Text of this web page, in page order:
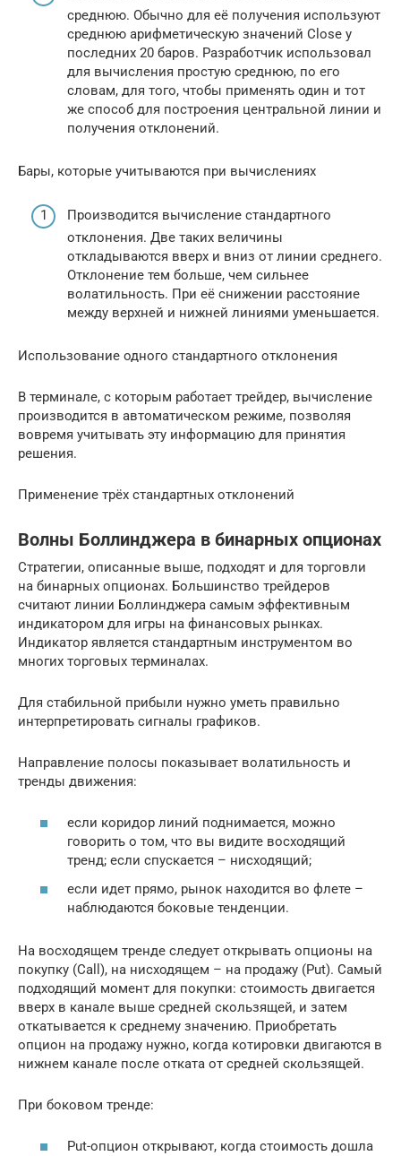
среднюю. Обычно для её получения используют
среднюю арифметическую значений Close у
последних 20 баров. Разработчик использовал
для вычисления простую среднюю, по его
словам, для того, чтобы применять один и тот
же способ для построения центральной линии и
получения отклонений.
Бары, которые учитываются при вычислениях
Производится вычисление стандартного
отклонения. Две таких величины
откладываются вверх и вниз от линии среднего.
Отклонение тем больше, чем сильнее
волатильность. При её снижении расстояние
между верхней и нижней линиями уменьшается.
Использование одного стандартного отклонения
В терминале, с которым работает трейдер, вычисление
производится в автоматическом режиме, позволяя
вовремя учитывать эту информацию для принятия
решения.
Применение трёх стандартных отклонений
Волны Боллинджера в бинарных опционах
Стратегии, описанные выше, подходят и для торговли
на бинарных опционах. Большинство трейдеров
считают линии Боллинджера самым эффективным
индикатором для игры на финансовых рынках.
Индикатор является стандартным инструментом во
многих торговых терминалах.
Для стабильной прибыли нужно уметь правильно
интерпретировать сигналы графиков.
Направление полосы показывает волатильность и
тренды движения:
если коридор линий поднимается, можно
говорить о том, что вы видите восходящий
тренд; если спускается – нисходящий;
если идет прямо, рынок находится во флете –
наблюдаются боковые тенденции.
На восходящем тренде следует открывать опционы на
покупку (Call), на нисходящем – на продажу (Put). Самый
подходящий момент для покупки: стоимость двигается
вверх в канале выше средней скользящей, и затем
откатывается к среднему значению. Приобретать
опцион на продажу нужно, когда котировки двигаются в
нижнем канале после отката от средней скользящей.
При боковом тренде:
Put-опцион открывают, когда стоимость дошла